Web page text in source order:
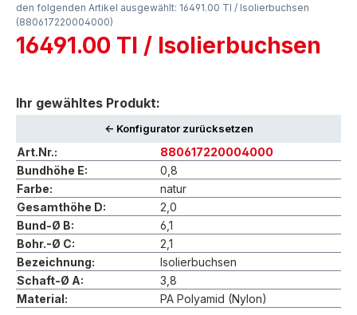
den folgenden Artikel ausgewählt: 16491.00 TI / Isolierbuchsen
(880617220004000)
16491.00 TI / Isolierbuchsen
Ihr gewähltes Produkt:
<- Konfigurator zurücksetzen
Art.Nr.:
880617220004000
Bundhöhe E:
0,8
Farbe:
natur
Gesamthöhe D:
2,0
Bund-Ø B:
6,1
Bohr.-Ø C:
2,1
Bezeichnung:
Isolierbuchsen
Schaft-Ø A:
3,8
Material:
PA Polyamid (Nylon)